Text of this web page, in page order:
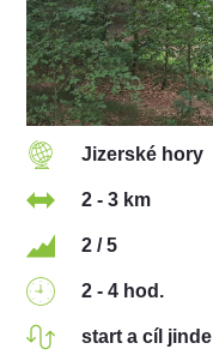
Jizerské hory
2 - 3 km
2 / 5
2 - 4 hod.
start a cíl jinde